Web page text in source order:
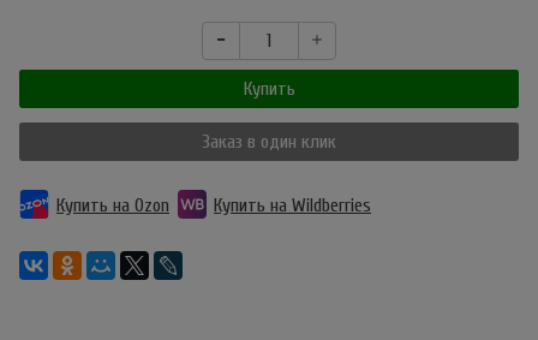
Купить
Заказ в один клик
Купить на Ozon Купить на Wildberries